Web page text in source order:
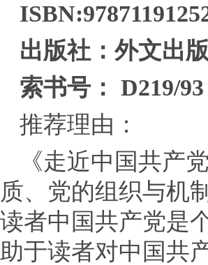
出版社：外文出
索书号： D219/93
推荐理由：
《走近中国共产
质、党的组织与机
读者中国共产党是
助于读者对中国共